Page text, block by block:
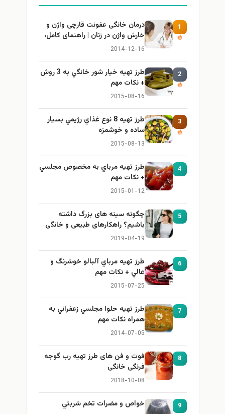
1
درمان خانگی عفونت قارچی واژن و
خارش واژن در زنان | راهنمای کامل،
ایمن و کاربردی
2014-12-16
2
طرز تهيه خیار شور خانگي به 3 روش
+ نكات مهم
2015-08-16
3
طرز تهيه 8 نوع غذاي رژيمي بسيار
ساده و خوشمزه
2015-08-13
4
طرز تهيه مرباي به مخصوص مجلسي
+ نكات مهم
2015-01-12
5
چگونه سینه های بزرگ داشته
باشیم؟ راهکارهای طبیعی و خانگی
برای بزرگ کردن سینه
2019-04-19
6
طرز تهيه مرباي آلبالو خوشرنگ و
عالي + نكات مهم
2015-07-25
7
طرز تهيه حلوا مجلسي زعفراني به
همراه نكات مهم
2014-07-05
8
فوت و فن های طرز تهیه رب گوجه
فرنگی خانگی
2018-10-08
9 خواص و مضرات تخم شربتي